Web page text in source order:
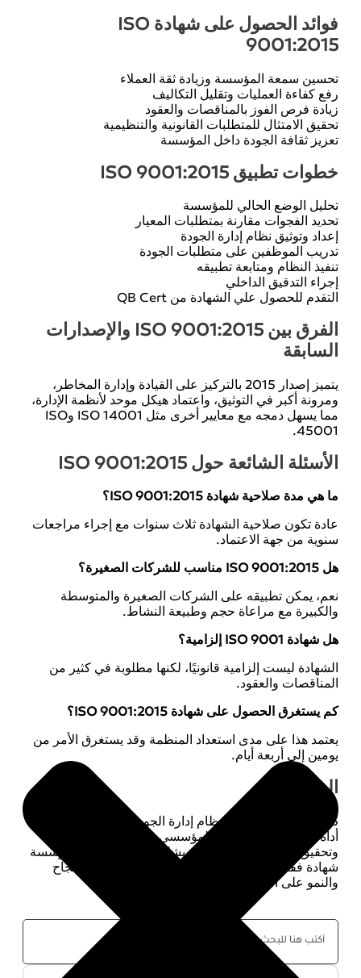
فوائد الحصول على شهادة ISO
9001:2015
تحسين سمعة المؤسسة وزيادة ثقة العملاء
رفع كفاءة العمليات وتقليل التكاليف
زيادة فرص الفوز بالمناقصات والعقود
تحقيق الامتثال للمتطلبات القانونية والتنظيمية
تعزيز ثقافة الجودة داخل المؤسسة
خطوات تطبيق ISO 9001:2015
تحليل الوضع الحالي للمؤسسة
تحديد الفجوات مقارنة بمتطلبات المعيار
إعداد وتوثيق نظام إدارة الجودة
تدريب الموظفين على متطلبات الجودة
تنفيذ النظام ومتابعة تطبيقه
إجراء التدقيق الداخلي
التقدم للحصول علي الشهادة من QB Cert
الفرق بين ISO 9001:2015 والإصدارات
السابقة
يتميز إصدار 2015 بالتركيز على القيادة وإدارة المخاطر،
ومرونة أكبر في التوثيق، واعتماد هيكل موحد لأنظمة الإدارة،
مما يسهل دمجه مع معايير أخرى مثل ISO 14001 وISO
45001.
الأسئلة الشائعة حول ISO 9001:2015
ما هي مدة صلاحية شهادة ISO 9001:2015؟
عادة تكون صلاحية الشهادة ثلاث سنوات مع إجراء مراجعات
سنوية من جهة الاعتماد.
هل ISO 9001:2015 مناسب للشركات الصغيرة؟
نعم، يمكن تطبيقه على الشركات الصغيرة والمتوسطة
والكبيرة مع مراعاة حجم وطبيعة النشاط.
هل شهادة ISO 9001 إلزامية؟
الشهادة ليست إلزامية قانونيًا، لكنها مطلوبة في كثير من
المناقصات والعقود.
كم يستغرق الحصول على شهادة ISO 9001:2015؟
يعتمد هذا على مدى استعداد المنظمة وقد يستغرق الأمر من
يومين إلى أربعة أيام.
الخلاصة
ISO 9001:2015
أداة فعالة لتحسين الأداء المؤسسي وتعزيز ثقة العملاء
وتحقيق الاستدامة. إن تطبيقه بشكل صحيح لا يمنح المؤسسة
شهادة فقط، بل يؤسس لثقافة جودة شاملة تدعم النجاح
والنمو على المدى الطويل.